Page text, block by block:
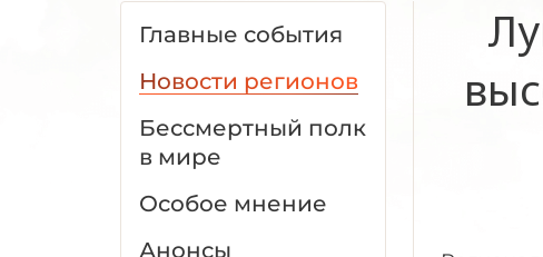
Главные события
Новости регионов
Бессмертный полк
в мире
Особое мнение
Анонсы